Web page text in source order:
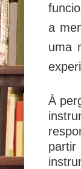
a
uma
À
partir